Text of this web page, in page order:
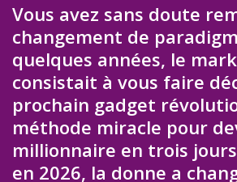
Vous avez sans doute
changement de
quelques années, le
consistait à vous faire
prochain gadget
méthode miracle pour
millionnaire en trois
en 2026, la donne a